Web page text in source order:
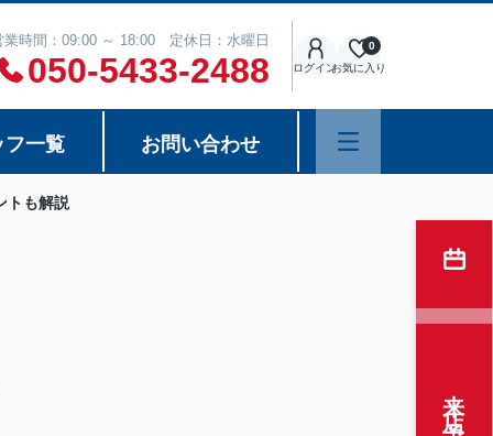
業時間：09:00 ～ 18:00 定休日：水曜日
050-5433-2488 ログインお気に入り
0
フ一覧 お問い合わせ
トも解説
来店予約